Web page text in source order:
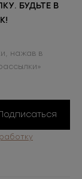
БУДЬТЕ В
нажав в